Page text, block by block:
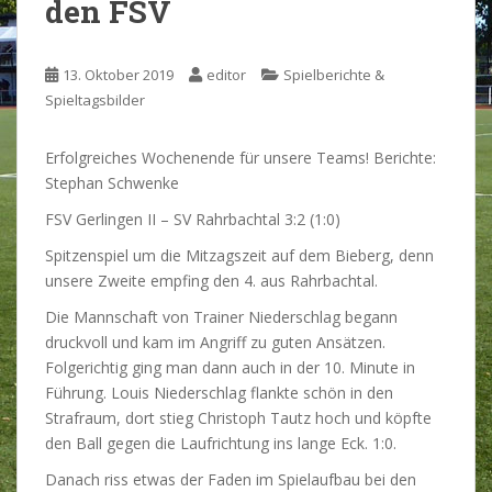
den FSV
13. Oktober 2019 editor
Spielberichte &
Spieltagsbilder
Erfolgreiches Wochenende für unsere Teams! Berichte:
Stephan Schwenke
FSV Gerlingen II – SV Rahrbachtal 3:2 (1:0)
Spitzenspiel um die Mitzagszeit auf dem Bieberg, denn
unsere Zweite empfing den 4. aus Rahrbachtal.
Die Mannschaft von Trainer Niederschlag begann
druckvoll und kam im Angriff zu guten Ansätzen.
Folgerichtig ging man dann auch in der 10. Minute in
Führung. Louis Niederschlag flankte schön in den
Strafraum, dort stieg Christoph Tautz hoch und köpfte
den Ball gegen die Laufrichtung ins lange Eck. 1:0.
Danach riss etwas der Faden im Spielaufbau bei den